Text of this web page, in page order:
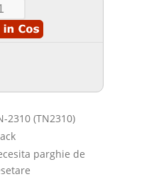
2310 (TN2310)
parghie de